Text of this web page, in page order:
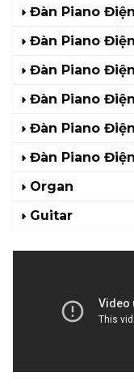
Đàn Piano
Đàn Piano
Đàn Piano
Đàn Piano
Đàn Piano Điện
Đàn Piano
Organ
Guitar